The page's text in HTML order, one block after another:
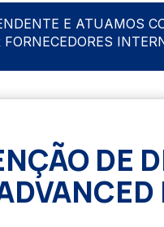
E ATUAMOS
DE